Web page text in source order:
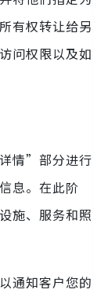
有权转让给另
问权限以及如
情”部分进行
息。在此阶
施、服务和照
通知客户您的